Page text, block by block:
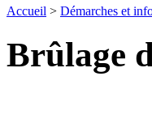
Accueil > Démarches et
Brûlage